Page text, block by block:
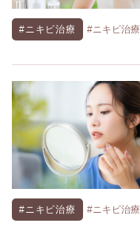
#ニキビ治療 #ニキビ治療
#ニキビ治療 #ニキビ治療